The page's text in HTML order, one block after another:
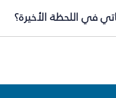
في اللحظة الأخيرة؟